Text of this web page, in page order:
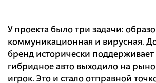
У проекта было три задачи:
коммуникационная и вирусная.
бренд исторически поддерживает
гибридное авто выходило на
игрок. Это и стало отправной